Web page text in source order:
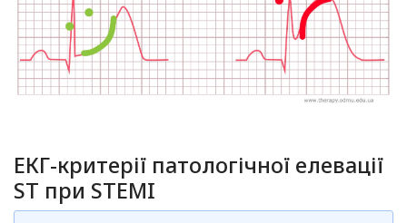
ЕКГ-критерії патологічної елевації
ST при STEMI